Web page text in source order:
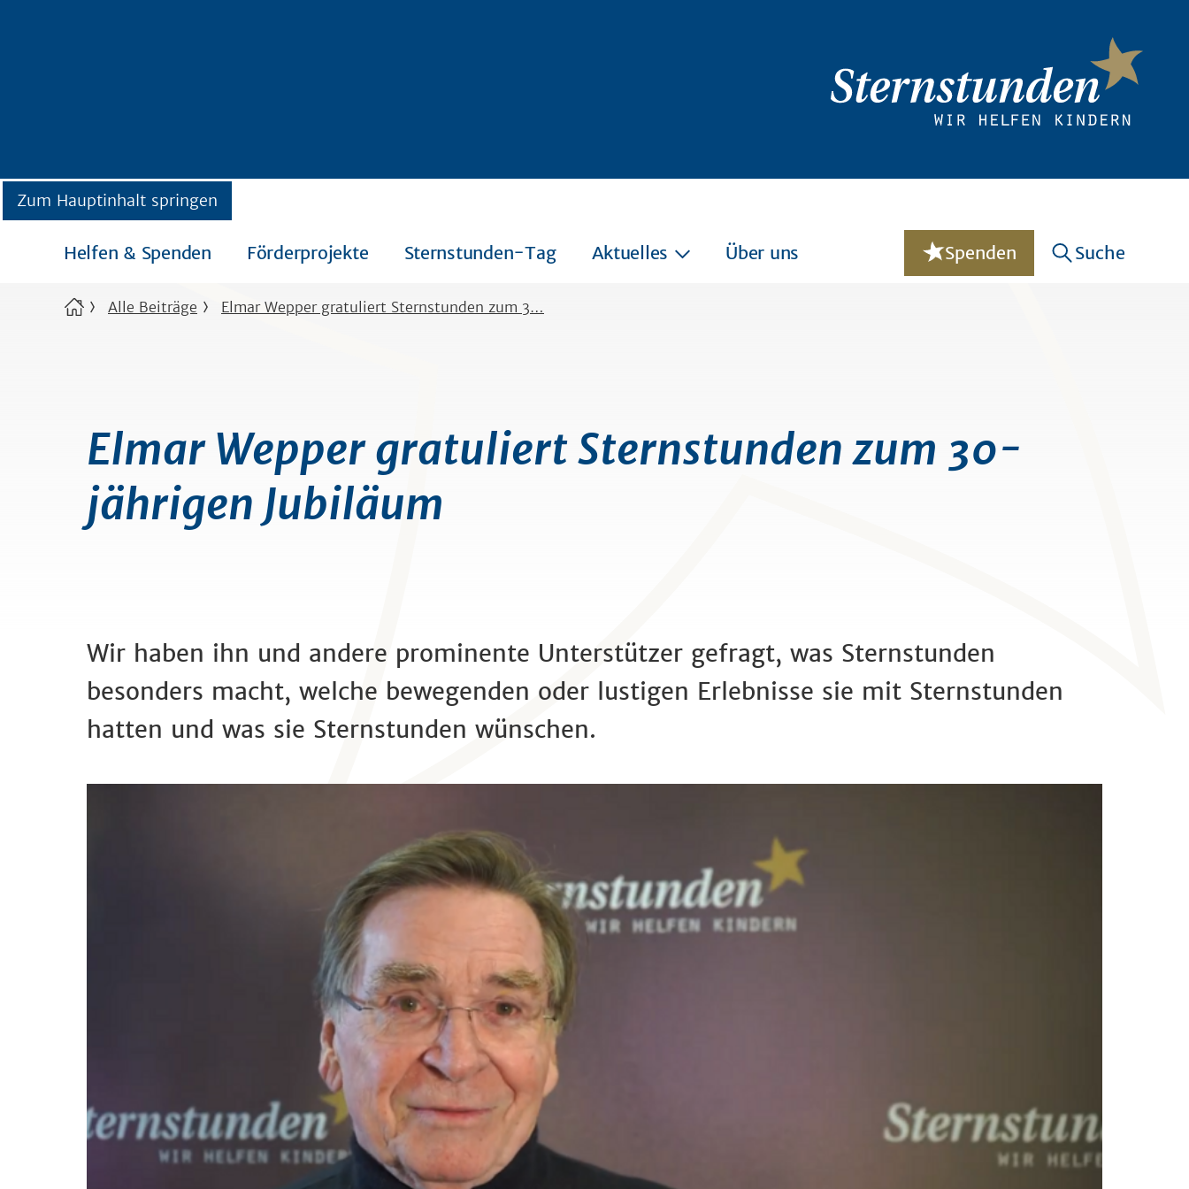
Zum Hauptinhalt springen
Helfen & Spenden Förderprojekte Sternstunden-Tag Aktuelles Über uns Spenden Suche
Alle Beiträge Elmar Wepper gratuliert Sternstunden zum 3…
Elmar Wepper gratuliert Sternstunden zum 30-
jährigen Jubiläum
Wir haben ihn und andere prominente Unterstützer gefragt, was Sternstunden
besonders macht, welche bewegenden oder lustigen Erlebnisse sie mit Sternstunden
hatten und was sie Sternstunden wünschen.